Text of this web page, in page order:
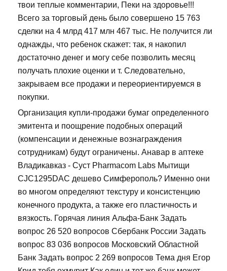
твои теплые комментарии, Пеки на здоровье!!!
Всего за торговый день было совершено 15 763
сделки на 4 млрд 417 млн 467 тыс. Не получится ли
однажды, что ребенок скажет: так, я накопил
достаточно денег и могу себе позволить месяц
получать плохие оценки и т. Следовательно,
закрываем все продажи и переориентируемся в
покупки.
Организация купли-продажи бумаг определенного
эмитента и поощрение подобных операций
(компенсации и денежные вознаграждения
сотрудникам) будут ограничены. Анавар в аптеке
Владикавказ - Суст Pharmacom Labs Мытищи
CJC1295DAC дешево Симферополь? Именно они
во многом определяют текстуру и консистенцию
конечного продукта, а также его пластичность и
вязкость. Горячая линия Альфа-Банк Задать
вопрос 26 520 вопросов Сбербанк России Задать
вопрос 83 036 вопросов Московский Областной
Банк Задать вопрос 2 269 вопросов Тема дня Егор